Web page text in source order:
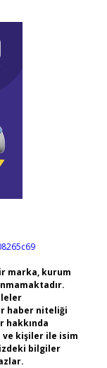
marka, kurum
haber niteliği
hakkında
ve kişiler ile isim
bilgiler